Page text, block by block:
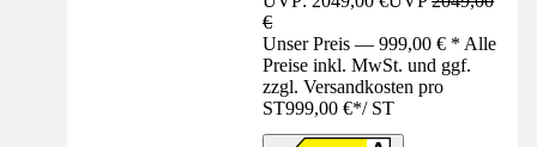
€
Unser Preis — 999,00 € * Alle
Preise inkl. MwSt. und ggf.
zzgl. Versandkosten pro
ST999,00 €*/ ST